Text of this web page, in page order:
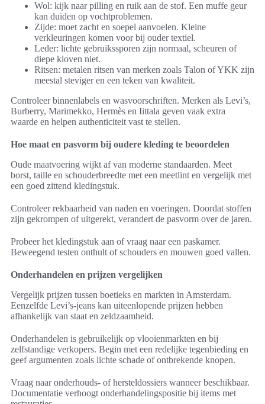
Wol: kijk naar pilling en ruik aan de stof. Een muffe geur
kan duiden op vochtproblemen.
Zijde: moet zacht en soepel aanvoelen. Kleine
verkleuringen komen voor bij ouder textiel.
Leder: lichte gebruikssporen zijn normaal, scheuren of
diepe kloven niet.
Ritsen: metalen ritsen van merken zoals Talon of YKK zijn
meestal steviger en een teken van kwaliteit.
Controleer binnenlabels en wasvoorschriften. Merken als Levi’s,
Burberry, Marimekko, Hermès en Iittala geven vaak extra
waarde en helpen authenticiteit vast te stellen.
Hoe maat en pasvorm bij oudere kleding te beoordelen
Oude maatvoering wijkt af van moderne standaarden. Meet
borst, taille en schouderbreedte met een meetlint en vergelijk met
een goed zittend kledingstuk.
Controleer rekbaarheid van naden en voeringen. Doordat stoffen
zijn gekrompen of uitgerekt, verandert de pasvorm over de jaren.
Probeer het kledingstuk aan of vraag naar een paskamer.
Beweegend testen onthult of schouders en mouwen goed vallen.
Onderhandelen en prijzen vergelijken
Vergelijk prijzen tussen boetieks en markten in Amsterdam.
Eenzelfde Levi’s-jeans kan uiteenlopende prijzen hebben
afhankelijk van staat en zeldzaamheid.
Onderhandelen is gebruikelijk op vlooienmarkten en bij
zelfstandige verkopers. Begin met een redelijke tegenbieding en
geef argumenten zoals lichte schade of ontbrekende knopen.
Vraag naar onderhouds- of hersteldossiers wanneer beschikbaar.
Documentatie verhoogt onderhandelingspositie bij items met